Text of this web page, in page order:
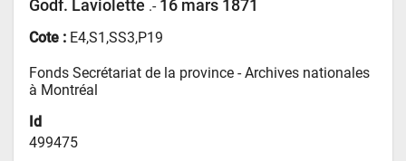
Godf. Laviolette .- 16 mars 1871
Cote : E4,S1,SS3,P19
Fonds Secrétariat de la province - Archives nationales
à Montréal
Id
499475